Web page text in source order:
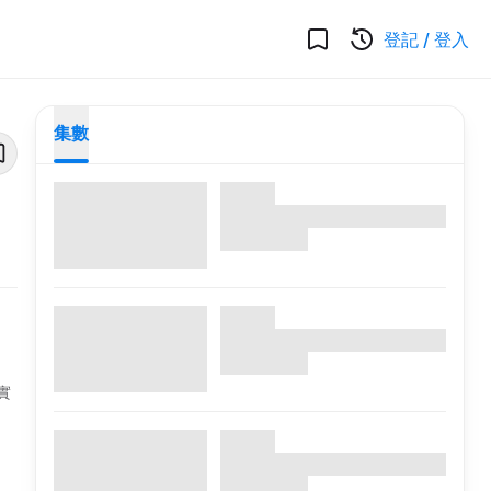
登記 / 登入
集數